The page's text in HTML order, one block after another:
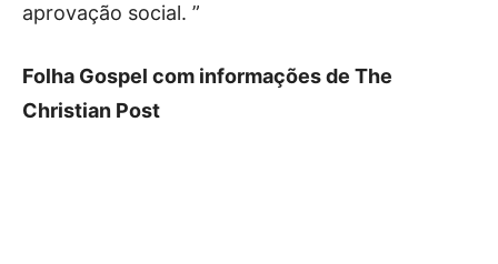
aprovação social. ”
Folha Gospel com informações de The
Christian Post